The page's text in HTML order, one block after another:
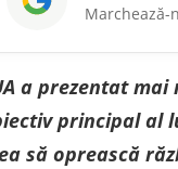
Marchează-
a prezentat
principal al
să oprească